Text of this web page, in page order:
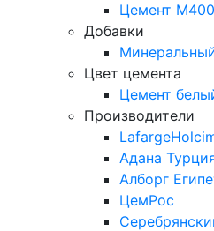
Цемент М400
Добавки
Цвет цемента
Цемент
Производители
Адана
Алборг
ЦемРос